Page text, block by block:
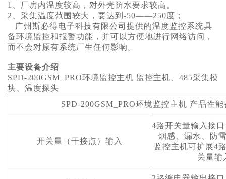
1、厂房内温度较高，对外壳防水要求较高。
2、采集温度范围较大，要达到-50——250度；
广州斯必得电子科技有限公司提供的温度监控系统具
备环境监控和报警功能，并可以方便地进行网络访问，
而不会对原有系统厂生任何影响。
主要设备介绍
SPD-200GSM_PRO环境监控主机 监控主机、485采集模
块、温度探头
SPD-200GSM_PRO环境监控主机 产品性能
开关量（干接点）输入
4路开关量输入接
烟感、漏水、防
监控主机可扩展4
关量输